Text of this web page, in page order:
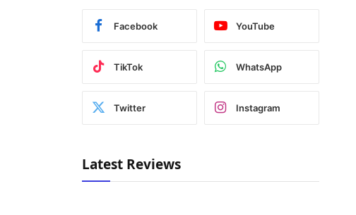
Facebook YouTube
TikTok WhatsApp
Twitter Instagram
Latest Reviews